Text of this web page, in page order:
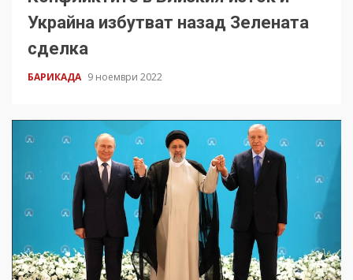
Украйна избутват назад Зелената
сделка
БАРИКАДА 9 ноември 2022